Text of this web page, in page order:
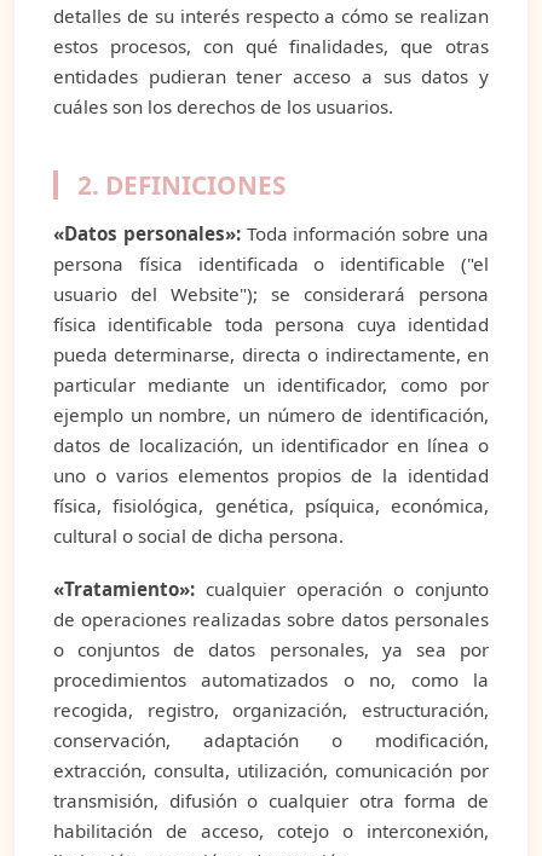
detalles de su interés respecto a cómo se realizan
estos procesos, con qué finalidades, que otras
entidades pudieran tener acceso a sus datos y
cuáles son los derechos de los usuarios.
2. DEFINICIONES
«Datos personales»:Toda información sobre una
persona física identificada o identificable ("el
usuario del Website"); se considerará persona
física identificable toda persona cuya identidad
pueda determinarse, directa o indirectamente, en
particular mediante un identificador, como por
ejemplo un nombre, un número de identificación,
datos de localización, un identificador en línea o
uno o varios elementos propios de la identidad
física, fisiológica, genética, psíquica, económica,
cultural o social de dicha persona.
«Tratamiento»: cualquier operación o conjunto
de operaciones realizadas sobre datos personales
o conjuntos de datos personales, ya sea por
procedimientos automatizados o no, como la
recogida, registro, organización, estructuración,
conservación, adaptación o modificación,
extracción, consulta, utilización, comunicación por
transmisión, difusión o cualquier otra forma de
habilitación de acceso, cotejo o interconexión,